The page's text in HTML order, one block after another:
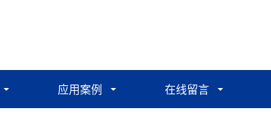
应用案例 在线留言